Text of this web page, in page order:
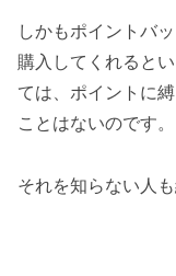
しかもポイントバ
購入してくれると
ては、ポイントに
ことはないのです。
それを知らない人